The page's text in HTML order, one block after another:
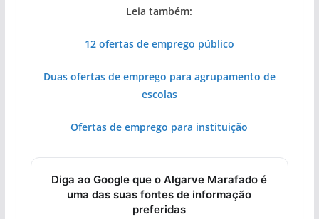
Leia também:
12 ofertas de emprego público
Duas ofertas de emprego para agrupamento de
escolas
Ofertas de emprego para instituição
Diga ao Google que o Algarve Marafado é
uma das suas fontes de informação
preferidas